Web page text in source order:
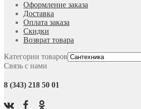
Оформление заказа
Доставка
Оплата заказа
Скидки
Возврат товара
Категории товаров
Связь с нами
8 (343) 218 50 01